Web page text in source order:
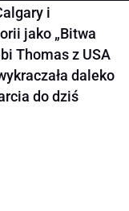
i
jako „Bitwa
Thomas z USA
daleko
do dziś